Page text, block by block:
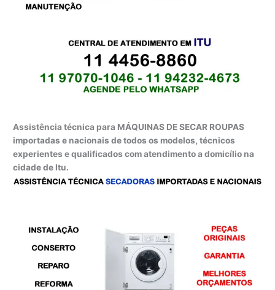
Assistência técnica para MÁQUINAS DE SECAR ROUPAS
importadas e nacionais de todos os modelos, técnicos
experientes e qualificados com atendimento a domicílio na
cidade de Itu.